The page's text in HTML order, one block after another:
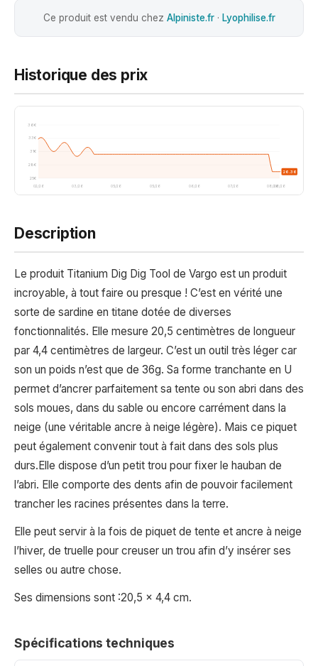
Ce produit est vendu chez Alpiniste.fr· Lyophilise.fr
Historique des prix
25€
28€
31€
33€
36€
02/26 03/26 05/26 05/26 06/26 07/26 08/2608/26
26.36
Description
Le produit Titanium Dig Dig Tool de Vargo est un produit
incroyable, à tout faire ou presque ! C’est en vérité une
sorte de sardine en titane dotée de diverses
fonctionnalités. Elle mesure 20,5 centimètres de longueur
par 4,4 centimètres de largeur. C’est un outil très léger car
son un poids n’est que de 36g. Sa forme tranchante en U
permet d’ancrer parfaitement sa tente ou son abri dans des
sols moues, dans du sable ou encore carrément dans la
neige (une véritable ancre à neige légère). Mais ce piquet
peut également convenir tout à fait dans des sols plus
durs.Elle dispose d’un petit trou pour fixer le hauban de
l’abri. Elle comporte des dents afin de pouvoir facilement
trancher les racines présentes dans la terre.
Elle peut servir à la fois de piquet de tente et ancre à neige
l’hiver, de truelle pour creuser un trou afin d’y insérer ses
selles ou autre chose.
Ses dimensions sont :20,5 x 4,4 cm.
Spécifications techniques